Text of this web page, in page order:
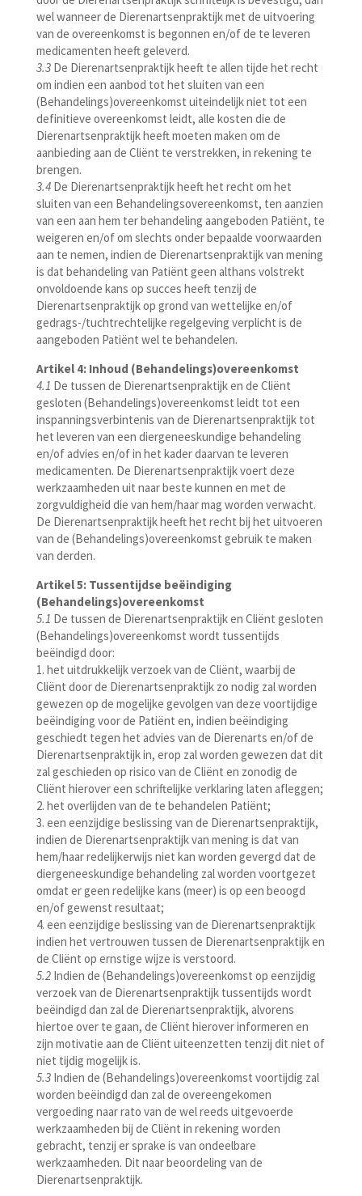
wel wanneer de Dierenartsenpraktijk met de uitvoering
van de overeenkomst is begonnen en/of de te leveren
medicamenten heeft geleverd.
3.3De Dierenartsenpraktijk heeft te allen tijde het recht
om indien een aanbod tot het sluiten van een
(Behandelings)overeenkomst uiteindelijk niet tot een
definitieve overeenkomst leidt, alle kosten die de
Dierenartsenpraktijk heeft moeten maken om de
aanbieding aan de Cliënt te verstrekken, in rekening te
brengen.
3.4De Dierenartsenpraktijk heeft het recht om het
sluiten van een Behandelingsovereenkomst, ten aanzien
van een aan hem ter behandeling aangeboden Patiënt, te
weigeren en/of om slechts onder bepaalde voorwaarden
aan te nemen, indien de Dierenartsenpraktijk van mening
is dat behandeling van Patiënt geen althans volstrekt
onvoldoende kans op succes heeft tenzij de
Dierenartsenpraktijk op grond van wettelijke en/of
gedrags-/tuchtrechtelijke regelgeving verplicht is de
aangeboden Patiënt wel te behandelen.
Artikel 4: Inhoud (Behandelings)overeenkomst
4.1 De tussen de Dierenartsenpraktijk en de Cliënt
gesloten (Behandelings)overeenkomst leidt tot een
inspanningsverbintenis van de Dierenartsenpraktijk tot
het leveren van een diergeneeskundige behandeling
en/of advies en/of in het kader daarvan te leveren
medicamenten. De Dierenartsenpraktijk voert deze
werkzaamheden uit naar beste kunnen en met de
zorgvuldigheid die van hem/haar mag worden verwacht.
De Dierenartsenpraktijk heeft het recht bij het uitvoeren
van de (Behandelings)overeenkomst gebruik te maken
van derden.
Artikel 5: Tussentijdse beëindiging
(Behandelings)overeenkomst
5.1 De tussen de Dierenartsenpraktijk en Cliënt gesloten
(Behandelings)overeenkomst wordt tussentijds
beëindigd door:
1. het uitdrukkelijk verzoek van de Cliënt, waarbij de
Cliënt door de Dierenartsenpraktijk zo nodig zal worden
gewezen op de mogelijke gevolgen van deze voortijdige
beëindiging voor de Patiënt en, indien beëindiging
geschiedt tegen het advies van de Dierenarts en/of de
Dierenartsenpraktijk in, erop zal worden gewezen dat dit
zal geschieden op risico van de Cliënt en zonodig de
Cliënt hierover een schriftelijke verklaring laten afleggen;
2. het overlijden van de te behandelen Patiënt;
3. een eenzijdige beslissing van de Dierenartsenpraktijk,
indien de Dierenartsenpraktijk van mening is dat van
hem/haar redelijkerwijs niet kan worden gevergd dat de
diergeneeskundige behandeling zal worden voortgezet
omdat er geen redelijke kans (meer) is op een beoogd
en/of gewenst resultaat;
4. een eenzijdige beslissing van de Dierenartsenpraktijk
indien het vertrouwen tussen de Dierenartsenpraktijk en
de Cliënt op ernstige wijze is verstoord.
5.2Indien de (Behandelings)overeenkomst op eenzijdig
verzoek van de Dierenartsenpraktijk tussentijds wordt
beëindigd dan zal de Dierenartsenpraktijk, alvorens
hiertoe over te gaan, de Cliënt hierover informeren en
zijn motivatie aan de Cliënt uiteenzetten tenzij dit niet of
niet tijdig mogelijk is.
5.3Indien de (Behandelings)overeenkomst voortijdig zal
worden beëindigd dan zal de overeengekomen
vergoeding naar rato van de wel reeds uitgevoerde
werkzaamheden bij de Cliënt in rekening worden
gebracht, tenzij er sprake is van ondeelbare
werkzaamheden. Dit naar beoordeling van de
Dierenartsenpraktijk.